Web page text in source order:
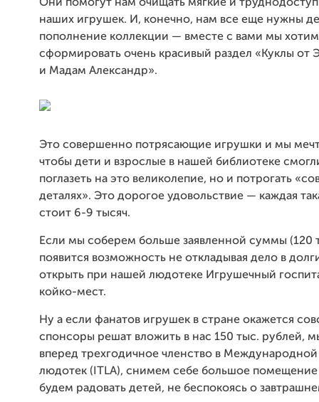
Они помогут нам очищать мягкие и
наших игрушек. И, конечно, нам все еще нужны
пополнение коллекции — вместе с вами мы хотим
сформировать очень красивый раздел «Куклы от
и Мадам Александр».
Это совершенно потрясающие игрушки и мы
чтобы дети и взрослые в нашей библиотеке
поглазеть на это великолепие, но и потрогать
деталях». Это дорогое удовольствие — каждая
стоит 6-9 тысяч.
Если мы соберем больше заявленной суммы (120
появится возможность не откладывая дело в
открыть при нашей людотеке Игрушечный
койко-мест.
Ну а если фанатов игрушек в стране окажется
спонсоры решат вложить в нас 150 тыс. рублей,
вперед трехгодичное членство в
людотек (ITLA), снимем себе большое помещение
будем радовать детей, не беспокоясь о